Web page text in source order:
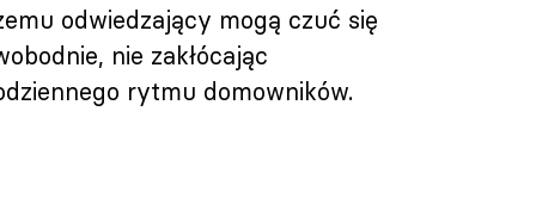
odwiedzający mogą czuć się
nie zakłócając
rytmu domowników.